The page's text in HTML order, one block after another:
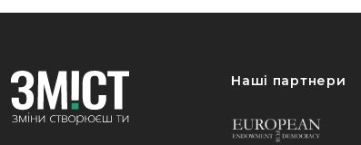
Наші партнери